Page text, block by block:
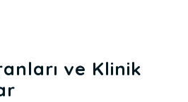
ve Klinik